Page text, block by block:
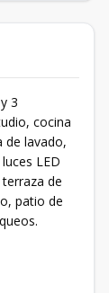
3
cocina
de lavado,
LED
de
patio de